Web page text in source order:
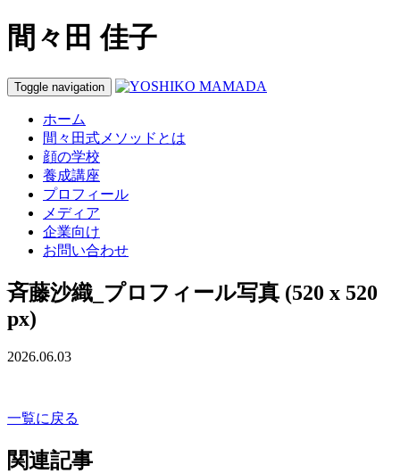
間々田 佳子
Toggle navigation
ホーム
間々田式メソッドとは
顔の学校
養成講座
プロフィール
メディア
企業向け
お問い合わせ
斉藤沙織_プロフィール写真 (520 x 520
px)
2026.06.03
一覧に戻る
関連記事